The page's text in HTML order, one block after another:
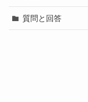
質問と回答